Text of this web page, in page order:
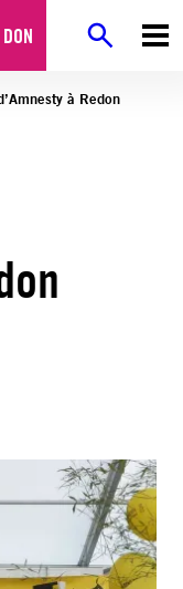
à Redon